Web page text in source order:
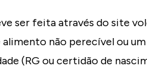
ser feita através do site
alimento não perecível ou
(RG ou certidão de